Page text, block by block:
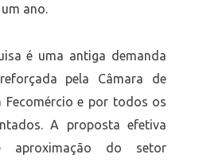
ano.
é uma antiga demanda
pela Câmara de
Fecomércio e por todos os
A proposta efetiva
aproximação do setor